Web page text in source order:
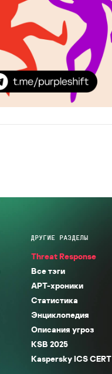
ДРУГИЕ РАЗДЕЛЫ
Threat Response
Все тэги
APT-хроники
Статистика
Энциклопедия
Описания угроз
KSB 2025
Kaspersky ICS CERT